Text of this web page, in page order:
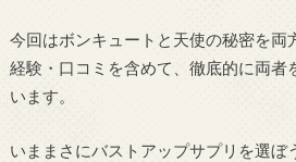
今回はボンキュートと天使の秘密を両
経験・口コミを含めて、徹底的に両者
います。
いままさにバストアップサプリを選ぼ